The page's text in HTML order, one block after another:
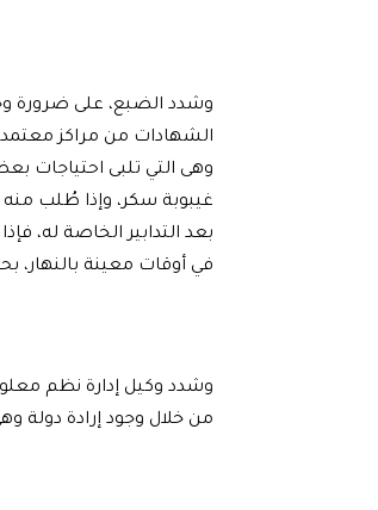
وشدد الضبع، على ضرورة
الشهادات من مراكز
وهى التي تلبى احتياجات
غيبوبة سكر، وإذا طُلب
بعد التدابير الخاصة له،
في أوقات معينة بالنهار،
وشدد وكيل إدارة نظم
من خلال وجود إرادة دولة